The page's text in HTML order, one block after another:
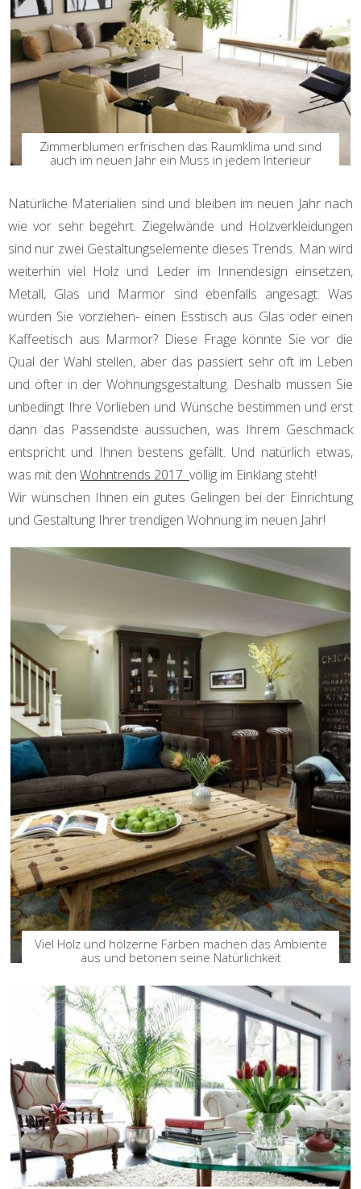
Zimmerblumen erfrischen das Raumklima und sind
auch im neuen Jahr ein Muss in jedem Interieur
Natürliche Materialien sind und bleiben im neuen Jahr nach
wie vor sehr begehrt. Ziegelwände und Holzverkleidungen
sind nur zwei Gestaltungselemente dieses Trends. Man wird
weiterhin viel Holz und Leder im Innendesign einsetzen,
Metall, Glas und Marmor sind ebenfalls angesagt. Was
würden Sie vorziehen- einen Esstisch aus Glas oder einen
Kaffeetisch aus Marmor? Diese Frage könnte Sie vor die
Qual der Wahl stellen, aber das passiert sehr oft im Leben
und öfter in der Wohnungsgestaltung. Deshalb müssen Sie
unbedingt Ihre Vorlieben und Wünsche bestimmen und erst
dann das Passendste aussuchen, was Ihrem Geschmack
entspricht und Ihnen bestens gefällt. Und natürlich etwas,
was mit den Wohntrends 2017 völlig im Einklang steht!
Wir wünschen Ihnen ein gutes Gelingen bei der Einrichtung
und Gestaltung Ihrer trendigen Wohnung im neuen Jahr!
Viel Holz und hölzerne Farben machen das Ambiente
aus und betonen seine Natürlichkeit